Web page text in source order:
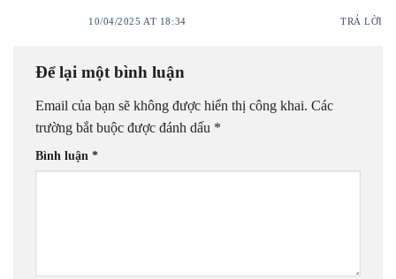
10/04/2025 AT 18:34 TRẢ LỜI
Để lại một bình luận
Email của bạn sẽ không được hiển thị công khai. Các
trường bắt buộc được đánh dấu *
Bình luận *